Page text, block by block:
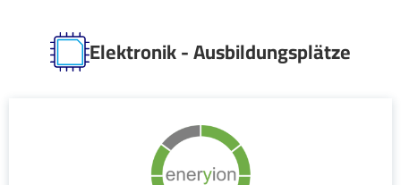
Elektronik - Ausbildungsplätze